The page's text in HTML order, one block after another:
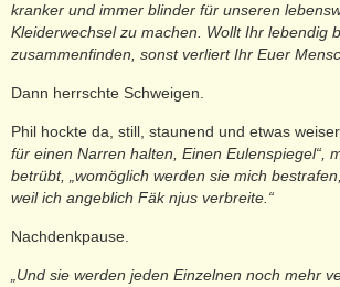
kranker und immer blinder für unseren
Kleiderwechsel zu machen. Wollt Ihr lebendig
zusammenfinden, sonst verliert Ihr Euer
Dann herrschte Schweigen.
Phil hockte da, still, staunend und etwas weiser.
für einen Narren halten, Einen Eulenspiegel“,
betrübt, „womöglich werden sie mich
weil ich angeblich Fäk njus verbreite.“
Nachdenkpause.
„Und sie werden jeden Einzelnen noch mehr